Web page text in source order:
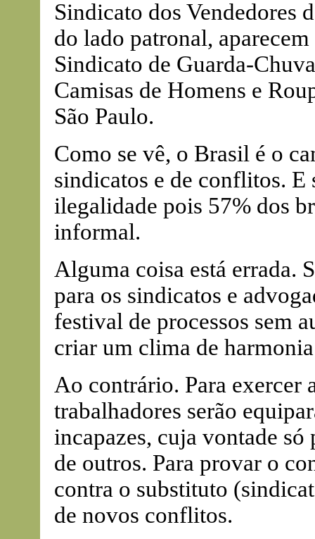
Sindicato dos Vendedores
do lado patronal,
Sindicato de Guarda-
Camisas de Homens e
São Paulo.
Como se vê, o Brasil é o
sindicatos e de conflitos. E
ilegalidade pois 57% dos
informal.
Alguma coisa está errada.
para os sindicatos e
festival de processos sem
criar um clima de
Ao contrário. Para exercer
trabalhadores serão
incapazes, cuja vontade
de outros. Para provar o
contra o substituto
de novos conflitos.